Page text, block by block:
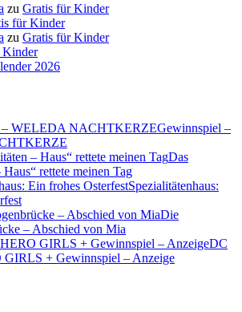
zu Gratis für Kinder
für Kinder
zu Gratis für Kinder
Kinder
2026
Gewinnspiel –
Das
Haus“ rettete meinen Tag
Spezialitätenhaus:
Die
– Abschied von Mia
DC
GIRLS + Gewinnspiel – Anzeige